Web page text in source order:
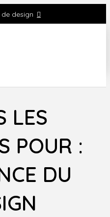
design
LES
POUR :
DU